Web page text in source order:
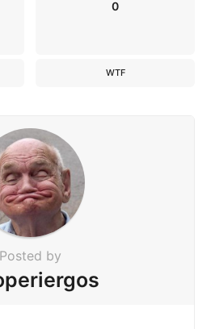
0
WTF
Posted by